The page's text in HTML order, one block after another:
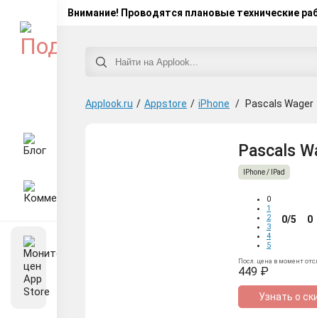
Внимание! Проводятся плановые технические
Applook.ru / Appstore / iPhone / Pascals Wager
Pascals
IPhone / IPad
0
1
2
3
4
5
0/5 0
Посл. цена в момент
449 ₽
Узнать о